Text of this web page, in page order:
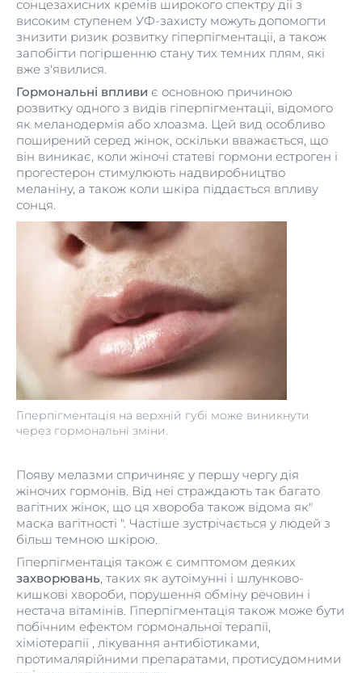
Гіперпігментація на верхній губі може виникнути
через гормональні зміни.
сонцезахисних кремів широкого спектру дії з
високим ступенем УФ-захисту можуть допомогти
знизити ризик розвитку гіперпігментації, а також
запобігти погіршенню стану тих темних плям, які
вже з'явилися.
Гормональні впливи є основною причиною
розвитку одного з видів гіперпігментації, відомого
як меланодермія або хлоазма. Цей вид особливо
поширений серед жінок, оскільки вважається, що
він виникає, коли жіночі статеві гормони естроген і
прогестерон стимулюють надвиробництво
меланіну, а також коли шкіра піддається впливу
сонця.
Появу мелазми спричиняє у першу чергу дія
жіночих гормонів. Від неї страждають так багато
вагітних жінок, що ця хвороба також відома як"
маска вагітності ". Частіше зустрічається у людей з
більш темною шкірою.
Гіперпігментація також є симптомом деяких
захворювань, таких як аутоімунні і шлунково-
кишкові хвороби, порушення обміну речовин і
нестача вітамінів. Гіперпігментація також може бути
побічним ефектом гормональної терапії,
хіміотерапії , лікування антибіотиками,
протималярійними препаратами, протисудомними